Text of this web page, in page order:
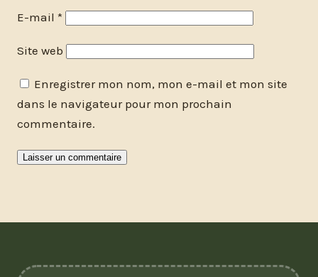
E-mail *
Site web
Enregistrer mon nom, mon e-mail et mon site
dans le navigateur pour mon prochain
commentaire.